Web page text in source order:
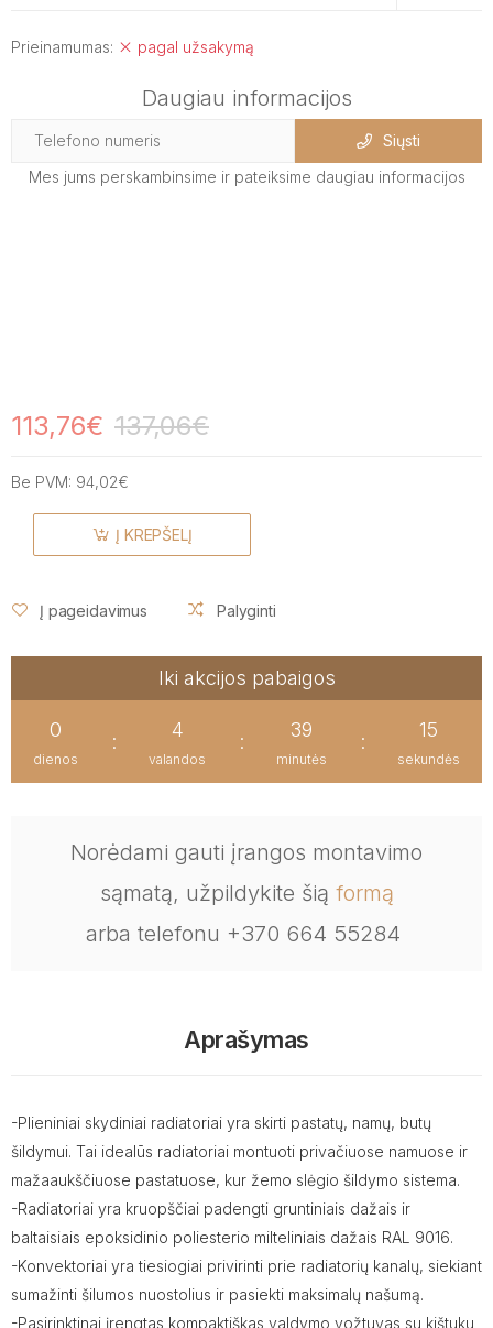
Prieinamumas: pagal užsakymą
Daugiau informacijos
Siųsti
Mes jums perskambinsime ir pateiksime daugiau informacijos
113,76€ 137,06€
Be PVM: 94,02€
Į KREPŠELĮ
Į pageidavimus Palyginti
Iki akcijos pabaigos
0
dienos
:
4
valandos
:
39
minutės
:
15
sekundės
Norėdami gauti įrangos montavimo
sąmatą, užpildykite šią formą
arba telefonu +370 664 55284
Aprašymas
-Plieniniai skydiniai radiatoriai yra skirti pastatų, namų, butų
šildymui. Tai idealūs radiatoriai montuoti privačiuose namuose ir
mažaaukščiuose pastatuose, kur žemo slėgio šildymo sistema.
-Radiatoriai yra kruopščiai padengti gruntiniais dažais ir
baltaisiais epoksidinio poliesterio milteliniais dažais RAL 9016.
-Konvektoriai yra tiesiogiai privirinti prie radiatorių kanalų, siekiant
sumažinti šilumos nuostolius ir pasiekti maksimalų našumą.
-Pasirinktinai įrengtas kompaktiškas valdymo vožtuvas su kištuku